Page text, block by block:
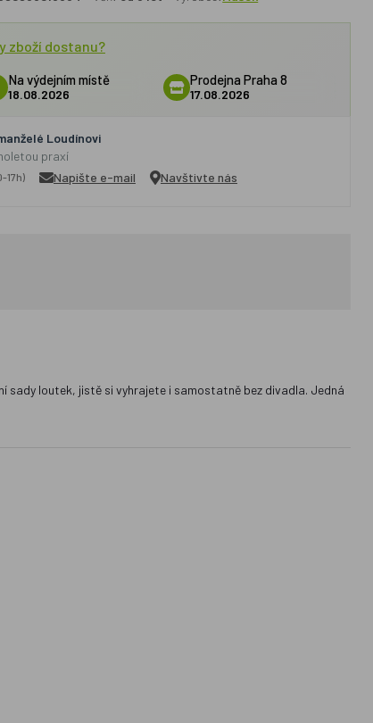
zboží dostanu?
Na výdejním místě
18.08.2026
Prodejna Praha 8
17.08.2026
Loudínovi
praxí
17h) Napište e-mail Navštivte nás
sady loutek, jistě si vyhrajete i samostatně bez divadla. Jedná